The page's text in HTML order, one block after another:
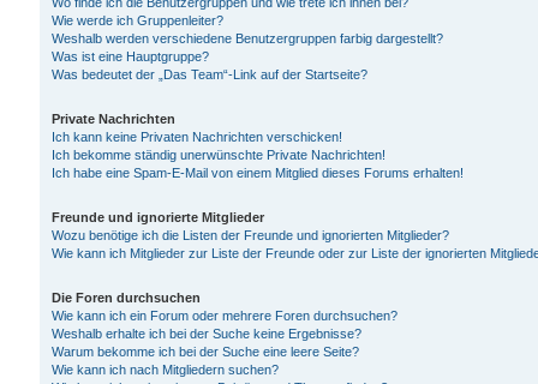
Wie werde ich Gruppenleiter?
Weshalb werden verschiedene Benutzergruppen farbig dargestellt?
Was ist eine Hauptgruppe?
Was bedeutet der „Das Team“-Link auf der Startseite?
Private Nachrichten
Ich kann keine Privaten Nachrichten verschicken!
Ich bekomme ständig unerwünschte Private Nachrichten!
Ich habe eine Spam-E-Mail von einem Mitglied dieses Forums erhalten!
Freunde und ignorierte Mitglieder
Wozu benötige ich die Listen der Freunde und ignorierten Mitglieder?
Wie kann ich Mitglieder zur Liste der Freunde oder zur Liste der ignorierten
Die Foren durchsuchen
Wie kann ich ein Forum oder mehrere Foren durchsuchen?
Weshalb erhalte ich bei der Suche keine Ergebnisse?
Warum bekomme ich bei der Suche eine leere Seite?
Wie kann ich nach Mitgliedern suchen?